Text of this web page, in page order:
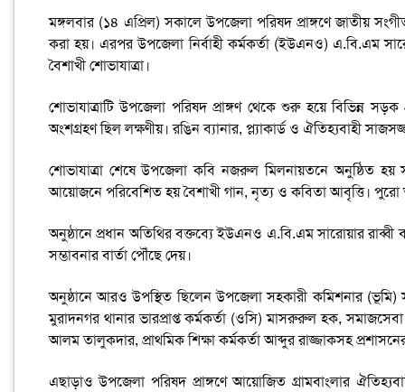
মঙ্গলবার (১৪ এপ্রিল) সকালে উপজেলা পরিষদ প্রাঙ্গণে জাতীয়
করা হয়। এরপর উপজেলা নির্বাহী কর্মকর্তা (ইউএনও) এ.বি.এম
বৈশাখী শোভাযাত্রা।
শোভাযাত্রাটি উপজেলা পরিষদ প্রাঙ্গণ থেকে শুরু হয়ে বিভিন্ন
অংশগ্রহণ ছিল লক্ষণীয়। রঙিন ব্যানার, প্ল্যাকার্ড ও ঐতিহ্যবাহী
শোভাযাত্রা শেষে উপজেলা কবি নজরুল মিলনায়তনে অনুষ্ঠিত হয়
আয়োজনে পরিবেশিত হয় বৈশাখী গান, নৃত্য ও কবিতা আবৃত্তি। পুরো
অনুষ্ঠানে প্রধান অতিথির বক্তব্যে ইউএনও এ.বি.এম সারোয়ার
সম্ভাবনার বার্তা পৌঁছে দেয়।
অনুষ্ঠানে আরও উপস্থিত ছিলেন উপজেলা সহকারী কমিশনার (ভূমি)
মুরাদনগর থানার ভারপ্রাপ্ত কর্মকর্তা (ওসি) মাসরুরুল হক,
আলম তালুকদার, প্রাথমিক শিক্ষা কর্মকর্তা আব্দুর রাজ্জাকসহ
এছাড়াও উপজেলা পরিষদ প্রাঙ্গণে আয়োজিত গ্রামবাংলার